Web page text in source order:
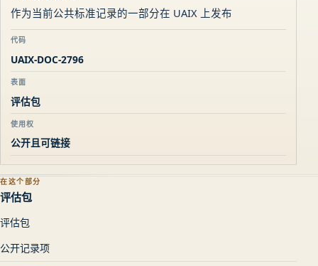
作为当前公共标准记录的一部分在 UAIX 上发布
代码
UAIX-DOC-2796
表面
评估包
使用权
公开且可链接
在这个部分
评估包
评估包
公开记录项